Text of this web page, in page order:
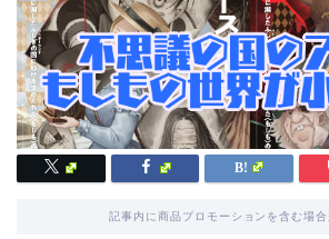
記事内に商品プロモーションを含む場